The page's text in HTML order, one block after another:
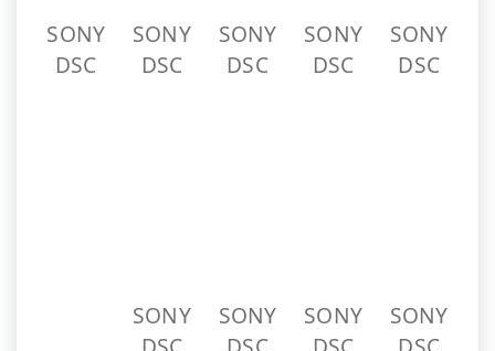
SONY
DSC
SONY
DSC
SONY
DSC
SONY
DSC
SONY
DSC
SONY
DSC
SONY
DSC
SONY
DSC